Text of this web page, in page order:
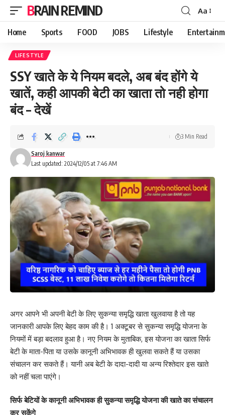
BRAIN REMIND
Font
Resizer
Aa
Home Sports FOOD JOBS Lifestyle
LIFESTYLE
SSY खाते के ये नियम बदले, अब बंद होंगे ये
खातें, कही आपकी बेटी का खाता तो नही होगा
बंद – देखें
Last updated: 2024/12/05 at 7:46 AM
Saroj kanwar
3 Min Read
अगर आपने भी अपनी बेटी के लिए सुकन्या समृद्धि खाता खुलवाया है तो यह
जानकारी आपके लिए बेहद काम की है। 1 अक्टूबर से सुकन्या समृद्धि योजना के
नियमों में बड़ा बदलाव हुआ है। नए नियम के मुताबिक, इस योजना का खाता सिर्फ
बेटी के माता-पिता या उसके कानूनी अभिभावक ही खुलवा सकते हैं या उसका
संचालन कर सकते हैं। यानी अब बेटी के दादा-दादी या अन्य रिश्तेदार इस खाते
को नहीं चला पाएंगे।
सिर्फ बेटियों के कानूनी अभिभावक ही सुकन्या समृद्धि योजना की खाते का संचालन
कर सकेंगे